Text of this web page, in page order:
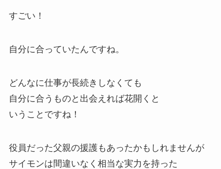
すごい！
自分に合っていたんですね。
どんなに仕事が長続きしなくても
自分に合うものと出会えれば花開くと
いうことですね！
役員だった父親の援護もあったかもしれませんが
サイモンは間違いなく相当な実力を持った